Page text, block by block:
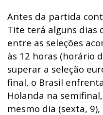
Antes da partida
Tite terá alguns dias
entre as seleções
às 12 horas (horário
superar a seleção
final, o Brasil
Holanda na
mesmo dia (sexta,